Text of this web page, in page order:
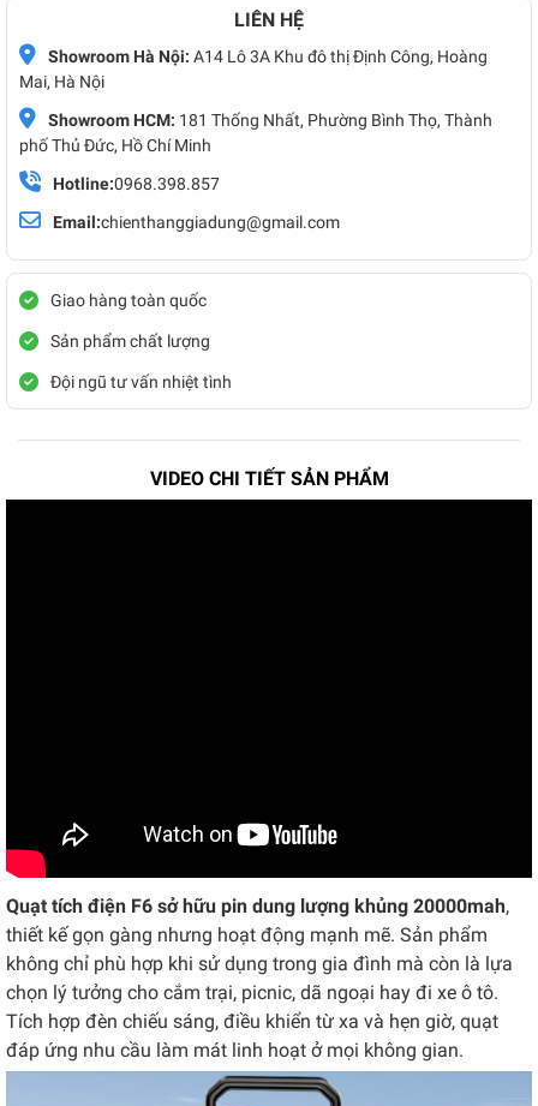
LIÊN HỆ
Showroom Hà Nội: A14 Lô 3A Khu đô thị Định Công, Hoàng
Mai, Hà Nội
Showroom HCM: 181 Thống Nhất, Phường Bình Thọ, Thành
phố Thủ Đức, Hồ Chí Minh
Hotline:0968.398.857
Email:chienthanggiadung@gmail.com
Giao hàng toàn quốc
Sản phẩm chất lượng
Đội ngũ tư vấn nhiệt tình
VIDEO CHI TIẾT SẢN PHẨM
Quạt tích điện F6 sở hữu pin dung lượng khủng 20000mah,
thiết kế gọn gàng nhưng hoạt động mạnh mẽ. Sản phẩm
không chỉ phù hợp khi sử dụng trong gia đình mà còn là lựa
chọn lý tưởng cho cắm trại, picnic, dã ngoại hay đi xe ô tô.
Tích hợp đèn chiếu sáng, điều khiển từ xa và hẹn giờ, quạt
đáp ứng nhu cầu làm mát linh hoạt ở mọi không gian.